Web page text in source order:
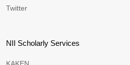
Twitter
NII Scholarly Services